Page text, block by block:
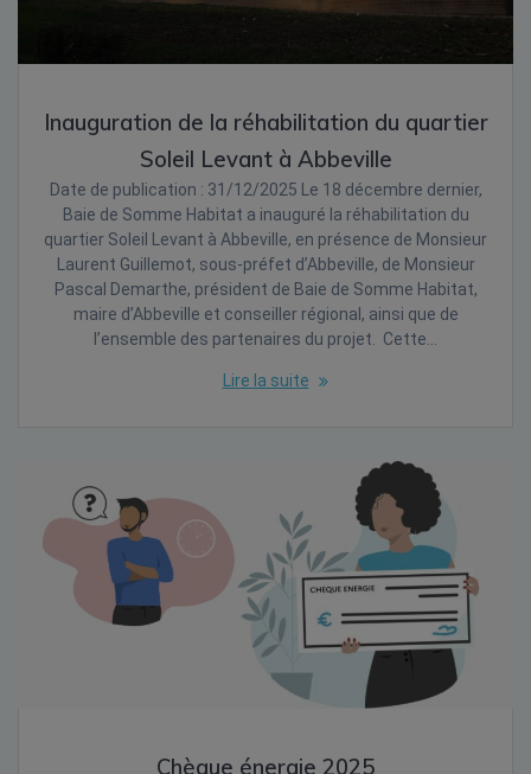
Inauguration de la réhabilitation du quartier
Soleil Levant à Abbeville
Date de publication : 31/12/2025 Le 18 décembre dernier,
Baie de Somme Habitat a inauguré la réhabilitation du
quartier Soleil Levant à Abbeville, en présence de Monsieur
Laurent Guillemot, sous-préfet d’Abbeville, de Monsieur
Pascal Demarthe, président de Baie de Somme Habitat,
maire d’Abbeville et conseiller régional, ainsi que de
l’ensemble des partenaires du projet. Cette…
Lire la suite
Chèque énergie 2025